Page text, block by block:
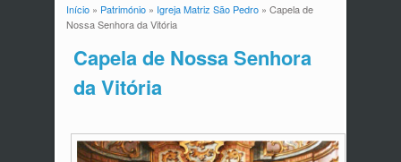
Está aqui
Início» Património» Igreja Matriz São Pedro» Capela de
Nossa Senhora da Vitória
Capela de Nossa Senhora
da Vitória